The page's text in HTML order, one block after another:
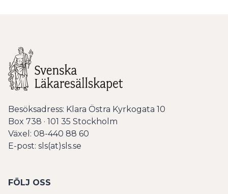
Besöksadress: Klara Östra Kyrkogata 10
Box 738 · 101 35 Stockholm
Växel: 08-440 88 60
E-post: sls(at)sls.se
FÖLJ OSS